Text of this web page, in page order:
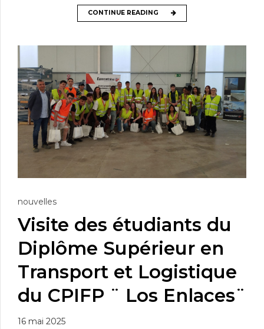
CONTINUE READING
nouvelles
Visite des étudiants du
Diplôme Supérieur en
Transport et Logistique
du CPIFP ¨ Los Enlaces¨
16 mai 2025